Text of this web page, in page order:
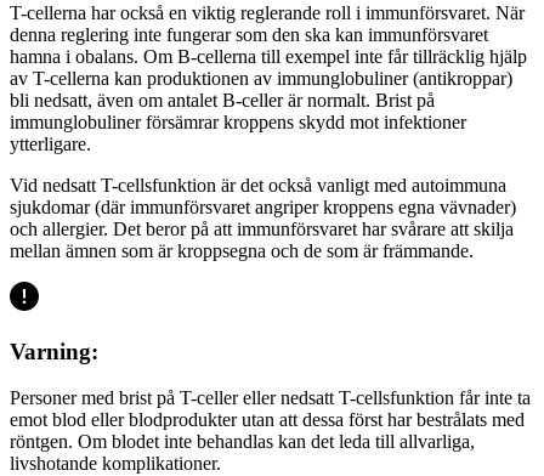
T-cellerna har också en viktig reglerande roll i immunförsvaret. När
denna reglering inte fungerar som den ska kan immunförsvaret
hamna i obalans. Om B-cellerna till exempel inte får tillräcklig hjälp
av T-cellerna kan produktionen av immunglobuliner (antikroppar)
bli nedsatt, även om antalet B-celler är normalt. Brist på
immunglobuliner försämrar kroppens skydd mot infektioner
ytterligare.
Vid nedsatt T-cellsfunktion är det också vanligt med autoimmuna
sjukdomar (där immunförsvaret angriper kroppens egna vävnader)
och allergier. Det beror på att immunförsvaret har svårare att skilja
mellan ämnen som är kroppsegna och de som är främmande.
Varning:
Personer med brist på T-celler eller nedsatt T-cellsfunktion får inte ta
emot blod eller blodprodukter utan att dessa först har bestrålats med
röntgen. Om blodet inte behandlas kan det leda till allvarliga,
livshotande komplikationer.